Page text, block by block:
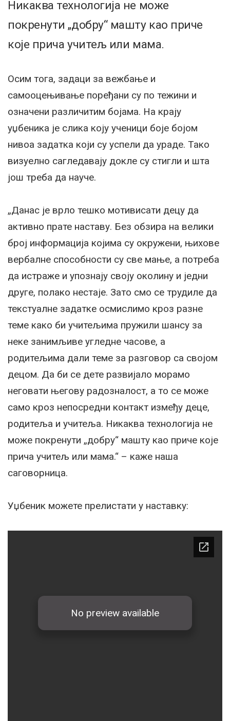
Никаква технологија не може
покренути „добру“ машту као приче
које прича учитељ или мама.
Осим тога, задаци за вежбање и
самооцењивање поређани су по тежини и
означени различитим бојама. На крају
уџбеника је слика коју ученици боје бојом
нивоа задатка који су успели да ураде. Тако
визуелно сагледавају докле су стигли и шта
још треба да науче.
„Данас је врло тешко мотивисати децу да
активно прате наставу. Без обзира на велики
број информација којима су окружени, њихове
вербалне способности су све мање, а потреба
да истраже и упознају своју околину и једни
друге, полако нестаје. Зато смо се трудиле да
текстуалне задатке осмислимо кроз разне
теме како би учитељима пружили шансу за
неке занимљиве угледне часове, а
родитељима дали теме за разговор са својом
децом. Да би се дете развијало морамо
неговати његову радозналост, а то се може
само кроз непосредни контакт између деце,
родитеља и учитеља. Никаква технологија не
може покренути „добру“ машту као приче које
прича учитељ или мама.“ – каже наша
саговорница.
Уџбеник можете прелистати у наставку: